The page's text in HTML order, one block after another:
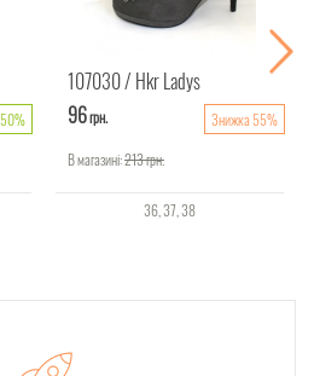
107030 Hkr Ladys
96грн.
Знижка 55%
В магазині:213грн.
36 37 38